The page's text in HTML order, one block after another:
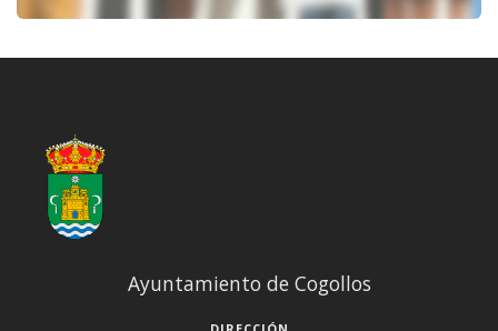
Ayuntamiento de Cogollos